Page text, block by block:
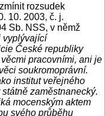
rozsudek
10. 2003, č. j.
Sb. NSS, v němž
vyplývající
České republiky
pracovními, ani je
soukromoprávní.
institut veřejného
zaměstnanecký.
mocenským aktem
svého průběhu